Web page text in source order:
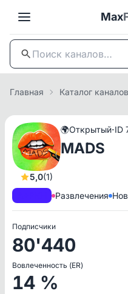
Max
Главная Каталог каналов
5,0(1)
🌍Открытый·ID
MADS
Развлечения
Подписчики
80'440
Вовлеченность (ER)
14 %